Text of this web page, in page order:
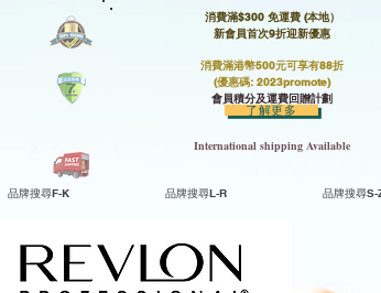
消費滿$300 免運費 (本地）​
新會員首次9折迎新優惠
消費滿港幣500元可享有88折
(優惠碼: 2023promote)
會員積分及運費回贈計劃
International shipping Available
了解更多
品牌搜尋F-K 品牌搜尋L-R 品牌搜尋S-